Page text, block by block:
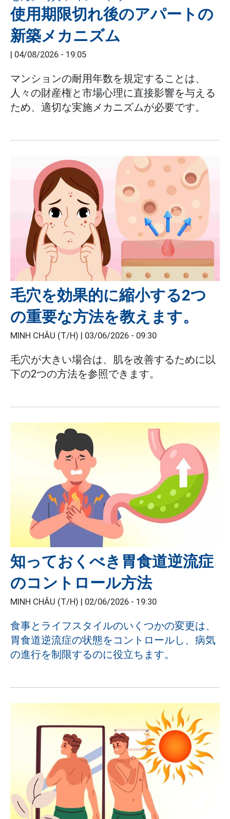
使用期限切れ後のアパートの
新築メカニズム
| 04/08/2026 - 19:05
マンションの耐用年数を規定することは、
人々の財産権と市場心理に直接影響を与える
ため、適切な実施メカニズムが必要です。
毛穴を効果的に縮小する2つ
の重要な方法を教えます。
MINH CHÂU (T/H) | 03/06/2026 - 09:30
毛穴が大きい場合は、肌を改善するために以
下の2つの方法を参照できます。
知っておくべき胃食道逆流症
のコントロール方法
MINH CHÂU (T/H) | 02/06/2026 - 19:30
食事とライフスタイルのいくつかの変更は、
胃食道逆流症の状態をコントロールし、病気
の進行を制限するのに役立ちます。